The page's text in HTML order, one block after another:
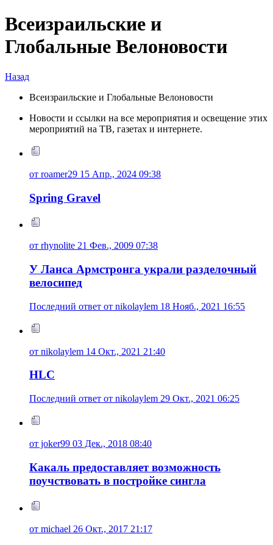
Всеизраильские и
Глобальные Велоновости
Назад
Всеизраильские и Глобальные Велоновости
Новости и ссылки на все мероприятия и освещение этих
мероприятий на ТВ, газетах и интернете.
от roamer29 15 Апр., 2024 09:38
Spring Gravel
от rhynolite 21 Фев., 2009 07:38
У Ланса Армстронга украли разделочный
велосипед
Последний ответ от nikolaylem 18 Нояб., 2021 16:55
от nikolaylem 14 Окт., 2021 21:40
HLC
Последний ответ от nikolaylem 29 Окт., 2021 06:25
от joker99 03 Дек., 2018 08:40
Какаль предоставляет возможность
поучствовать в постройке сингла
от michael 26 Окт., 2017 21:17